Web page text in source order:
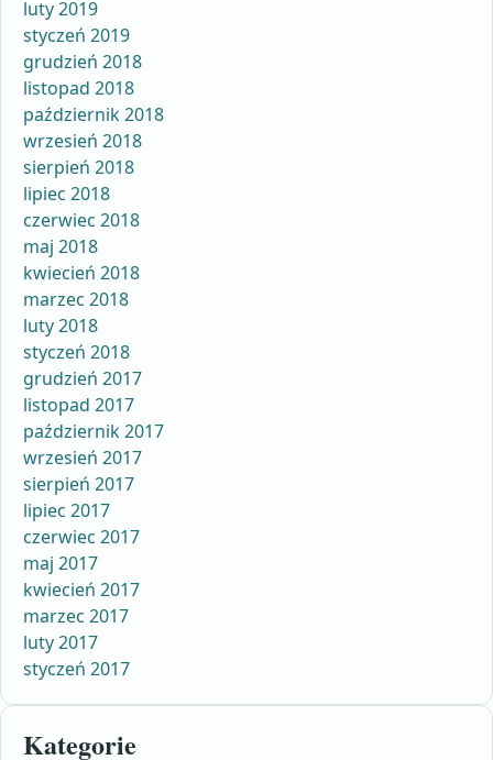
luty 2019
styczeń 2019
grudzień 2018
listopad 2018
październik 2018
wrzesień 2018
sierpień 2018
lipiec 2018
czerwiec 2018
maj 2018
kwiecień 2018
marzec 2018
luty 2018
styczeń 2018
grudzień 2017
listopad 2017
październik 2017
wrzesień 2017
sierpień 2017
lipiec 2017
czerwiec 2017
maj 2017
kwiecień 2017
marzec 2017
luty 2017
styczeń 2017
Kategorie